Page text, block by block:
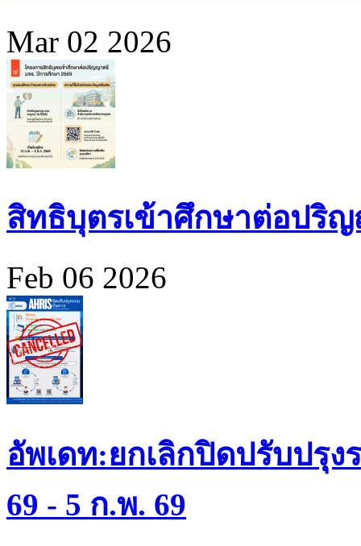
Mar 02 2026
สิทธิบุตรเข้าศึกษาต่อปริญ
Feb 06 2026
อัพเดท:ยกเลิกปิดปรับปรุ
69 - 5 ก.พ. 69